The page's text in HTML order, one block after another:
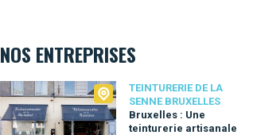
NOS ENTREPRISES
TEINTURERIE DE LA
SENNE BRUXELLES
Bruxelles : Une
teinturerie artisanale
Teinturerie de la Senne Bruxelles